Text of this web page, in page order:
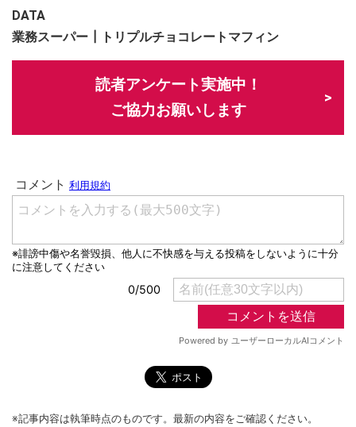
DATA
業務スーパー┃トリプルチョコレートマフィン
読者アンケート実施中！
ご協力お願いします
※記事内容は執筆時点のものです。最新の内容をご確認ください。